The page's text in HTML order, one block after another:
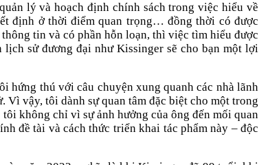
lý và hoạch định chính sách trong việc hiểu về
định ở thời điểm quan trọng… đồng thời có được
tin và có phần hỗn loạn, thì việc tìm hiểu được
sử đương đại như Kissinger sẽ cho bạn một lợi
hứng thú với câu chuyện xung quanh các nhà lãnh
vậy, tôi dành sự quan tâm đặc biệt cho một trong
không chỉ vì sự ảnh hưởng của ông đến mối quan
đề tài và cách thức triển khai tác phẩm này – độc